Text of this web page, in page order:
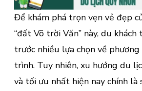
Để khám phá trọn vẹn vẻ đẹp
“đất Võ trời Văn” này, du
trước nhiều lựa chọn về
trình. Tuy nhiên, xu hướng du
và tối ưu nhất hiện nay chính là